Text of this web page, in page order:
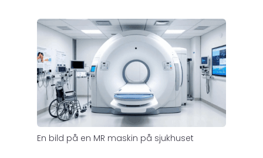
En bild på en MR maskin på sjukhuset